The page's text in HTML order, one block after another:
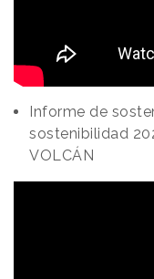
Informe de
sostenibilidad
VOLCÁN